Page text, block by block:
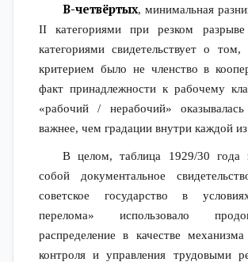
В-четвёртых, минимальная
II категориями при резком
категориями свидетельствует о
критерием было не членство в
факт принадлежности к рабочему
«рабочий / нерабочий» оказывалась
важнее, чем градации внутри каждой
В целом, таблица 1929/30 года
собой документальное
советское государство в
перелома» использовало
распределение в качестве механизма
контроля и управления трудовыми